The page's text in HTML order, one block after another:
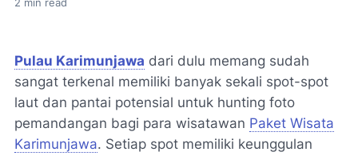
2 min read
Pulau Karimunjawa dari dulu memang sudah
sangat terkenal memiliki banyak sekali spot-spot
laut dan pantai potensial untuk hunting foto
pemandangan bagi para wisatawan Paket Wisata
Karimunjawa. Setiap spot memiliki keunggulan